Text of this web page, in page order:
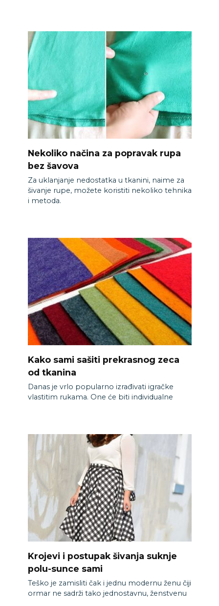
Nekoliko načina za popravak rupa
bez šavova
Za uklanjanje nedostatka u tkanini, naime za
šivanje rupe, možete koristiti nekoliko tehnika
i metoda.
Kako sami sašiti prekrasnog zeca
od tkanina
Danas je vrlo popularno izrađivati ​​igračke
vlastitim rukama. One će biti individualne
Krojevi i postupak šivanja suknje
polu-sunce sami
Teško je zamisliti čak i jednu modernu ženu čiji
ormar ne sadrži tako jednostavnu, ženstvenu